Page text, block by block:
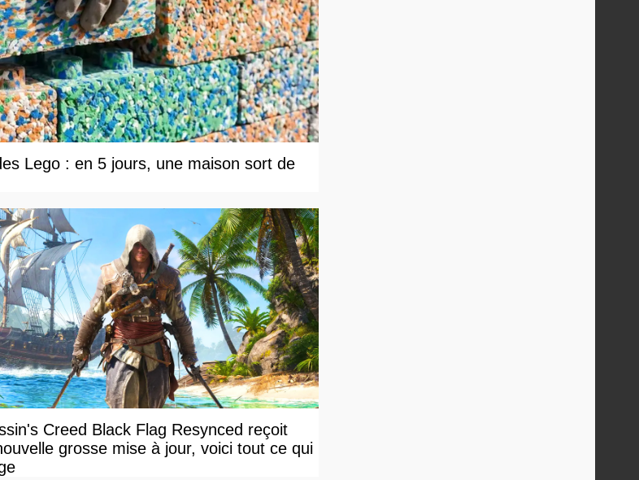
Lego : en 5 jours, une maison sort de
Creed Black Flag Resynced reçoit
grosse mise à jour, voici tout ce qui